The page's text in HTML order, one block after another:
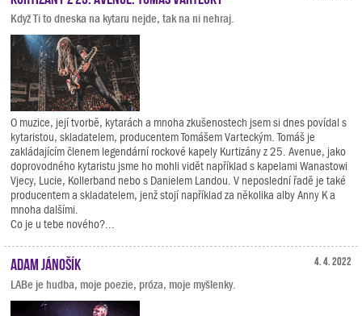
Když Ti to dneska na kytaru nejde, tak na ni nehraj.
O muzice, její tvorbě, kytarách a mnoha zkušenostech jsem si dnes povídal s
kytaristou, skladatelem, producentem Tomášem Varteckým. Tomáš je
zakládajícím členem legendární rockové kapely Kurtizány z 25. Avenue, jako
doprovodného kytaristu jsme ho mohli vidět například s kapelami Wanastowi
Vjecy, Lucie, Kollerband nebo s Danielem Landou. V neposlední řadě je také
producentem a skladatelem, jenž stojí například za několika alby Anny K a
mnoha dalšími.
Co je u tebe nového?...
4. 4. 2022
Adam Jánošík
LABe je hudba, moje poezie, próza, moje myšlenky.